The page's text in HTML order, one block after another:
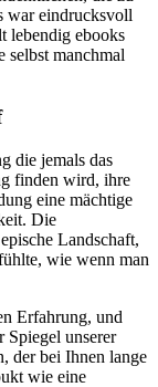
war eindrucksvoll
lebendig ebooks
manchmal
die jemals das
finden wird, ihre
eine mächtige
Die
Landschaft,
wie wenn man
Erfahrung, und
Spiegel unserer
der bei Ihnen lange
wie eine